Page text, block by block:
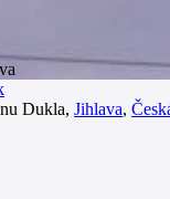
Dukla, Jihlava,